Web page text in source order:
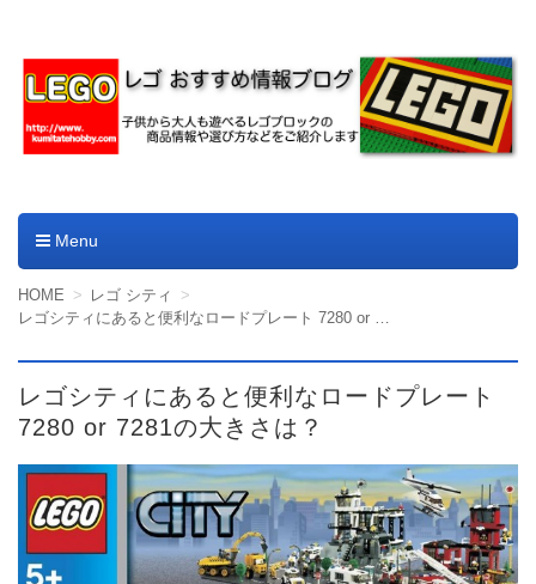
Menu
コンテンツへ移動
HOME
レゴ シティ
レゴシティにあると便利なロードプレート 7280 or 7281の大きさは？
レゴシティにあると便利なロードプレート
7280 or 7281の大きさは？